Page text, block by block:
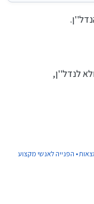
לנדל''ן,
• הפנייה לאנשי מקצוע